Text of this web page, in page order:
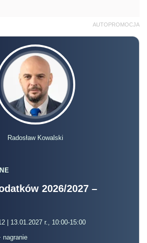
AUTOPROMOCJA
Radosław Kowalski
2026/2027 –
| 13.01.2027 r., 10:00-15:00
nagranie